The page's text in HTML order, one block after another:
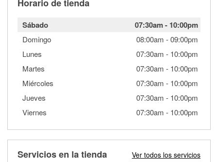
Horario de tienda
Sábado 07:30am- 10:00pm
Domingo 08:00am -09:00pm
Lunes
07:30am - 10:00pm
Martes
07:30am - 10:00pm
Miércoles
07:30am - 10:00pm
Jueves
07:30am - 10:00pm
Viernes
07:30am - 10:00pm
Servicios en la tienda Ver todos los servicios